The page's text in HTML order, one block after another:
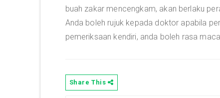
buah zakar mencengkam, akan berlaku
Anda boleh rujuk kepada doktor apabila
pemeriksaan kendiri, anda boleh rasa
Share This